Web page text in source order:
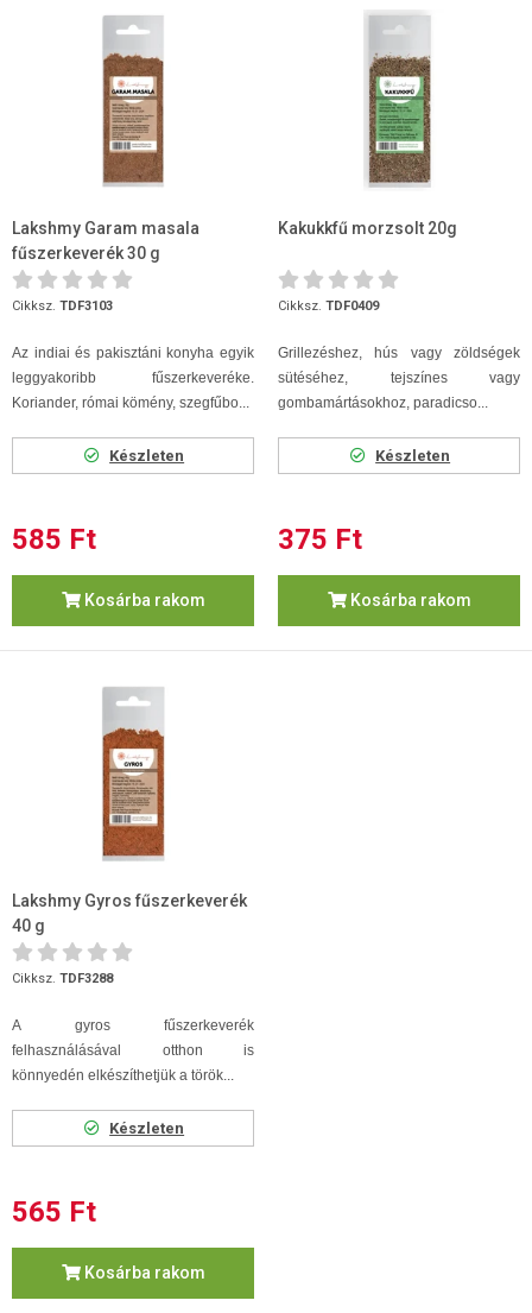
Lakshmy Garam masala
fűszerkeverék 30 g
Cikksz. TDF3103
Az indiai és pakisztáni konyha egyik
leggyakoribb fűszerkeveréke.
Koriander, római kömény, szegfűbo...
Készleten
585 Ft
Kosárba rakom
Kakukkfű morzsolt 20g
Cikksz. TDF0409
Grillezéshez, hús vagy zöldségek
sütéséhez, tejszínes vagy
gombamártásokhoz, paradicso...
Készleten
375 Ft
Kosárba rakom
Lakshmy Gyros fűszerkeverék
40 g
Cikksz. TDF3288
A gyros fűszerkeverék
felhasználásával otthon is
könnyedén elkészíthetjük a török...
Készleten
565 Ft
Kosárba rakom